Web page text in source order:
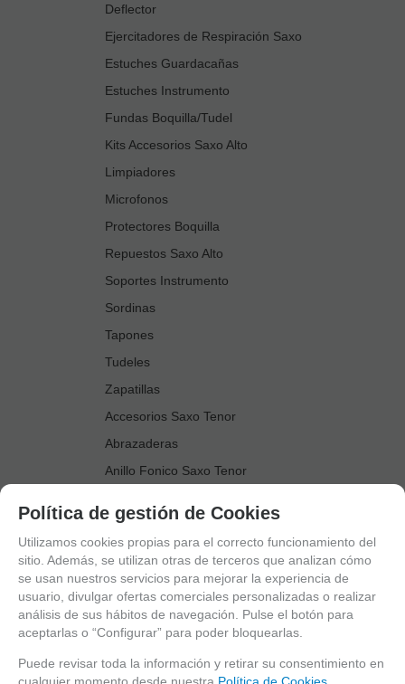
Deflector
Ejercitadores de Respiración Saxo
Estuches Guardacañas
Estuches Instrumento
Fundas Boquilla/Tudel
Kits Accesorios Saxo Alto
Limpiadores
Microfonos
Protectores Boquilla
Repuestos Saxo Alto
Soportes Instrumento
Sordinas
Tapones
Tudeles
Zapatillas
Accesorios Saxo Tenor
Abrazaderas
Anillo Fonico Saxo Tenor
Boquillas
Boquilleros
Cañas
Cortacañas
Deflector Saxo Tenor
Política de gestión de Cookies
Utilizamos cookies propias para el correcto funcionamiento del
sitio. Además, se utilizan otras de terceros que analizan cómo
se usan nuestros servicios para mejorar la experiencia de
usuario, divulgar ofertas comerciales personalizadas o realizar
análisis de sus hábitos de navegación. Pulse el botón para
aceptarlas o “Configurar” para poder bloquearlas.
Puede revisar toda la información y retirar su consentimiento en